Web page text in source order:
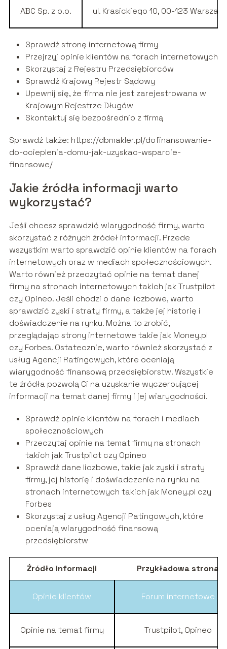
ABC Sp. z o.o. ul. Krasickiego 10, 00-123
Sprawdź stronę internetową firmy
Przejrzyj opinie klientów na forach internetowych
Skorzystaj z Rejestru Przedsiębiorców
Sprawdź Krajowy Rejestr Sądowy
Upewnij się, że firma nie jest zarejestrowana w
Krajowym Rejestrze Długów
Skontaktuj się bezpośrednio z firmą
Sprawdź także: https://dbmakler.pl/dofinansowanie-
do-ocieplenia-domu-jak-uzyskac-wsparcie-
finansowe/
Jakie źródła informacji warto
wykorzystać?
Jeśli chcesz sprawdzić wiarygodność firmy, warto
skorzystać z różnych źródeł informacji. Przede
wszystkim warto sprawdzić opinie klientów na forach
internetowych oraz w mediach społecznościowych.
Warto również przeczytać opinie na temat danej
firmy na stronach internetowych takich jak Trustpilot
czy Opineo. Jeśli chodzi o dane liczbowe, warto
sprawdzić zyski i straty firmy, a także jej historię i
doświadczenie na rynku. Można to zrobić,
przeglądając strony internetowe takie jak Money.pl
czy Forbes. Ostatecznie, warto również skorzystać z
usług Agencji Ratingowych, które oceniają
wiarygodność finansową przedsiębiorstw. Wszystkie
te źródła pozwolą Ci na uzyskanie wyczerpującej
informacji na temat danej firmy i jej wiarygodności.
Sprawdź opinie klientów na forach i mediach
społecznościowych
Przeczytaj opinie na temat firmy na stronach
takich jak Trustpilot czy Opineo
Sprawdź dane liczbowe, takie jak zyski i straty
firmy, jej historię i doświadczenie na rynku na
stronach internetowych takich jak Money.pl czy
Forbes
Skorzystaj z usług Agencji Ratingowych, które
oceniają wiarygodność finansową
przedsiębiorstw
Źródło informacji Przykładowa strona
Opinie klientów Forum internetowe
Opinie na temat firmy Trustpilot, Opineo